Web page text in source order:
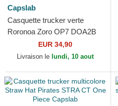
Capslab
Casquette trucker verte
Roronoa Zoro OP7 DOA2B
One Piece Capslab
EUR 34,90
Livraison le lundi, 10 aout